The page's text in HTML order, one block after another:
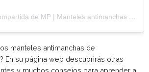
Una publicación compartida de MP | Manteles antimanchas (@mediterraneanpoint)
manteles antimanchas de
En su página web descubrirás otras
y muchos consejos para aprender a